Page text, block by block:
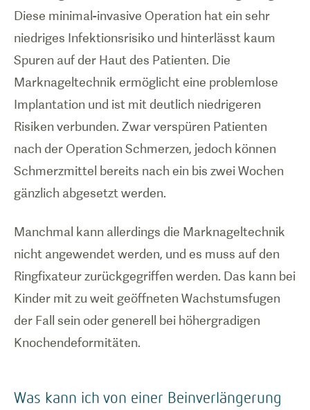
Diese minimal-invasive Operation hat ein sehr
niedriges Infektionsrisiko und hinterlässt kaum
Spuren auf der Haut des Patienten. Die
Marknageltechnik ermöglicht eine problemlose
Implantation und ist mit deutlich niedrigeren
Risiken verbunden. Zwar verspüren Patienten
nach der Operation Schmerzen, jedoch können
Schmerzmittel bereits nach ein bis zwei Wochen
gänzlich abgesetzt werden.
Manchmal kann allerdings die Marknageltechnik
nicht angewendet werden, und es muss auf den
Ringfixateur zurückgegriffen werden. Das kann bei
Kinder mit zu weit geöffneten Wachstumsfugen
der Fall sein oder generell bei höhergradigen
Knochendeformitäten.
Was kann ich von einer Beinverlängerung